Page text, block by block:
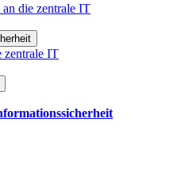
die zentrale IT
zentrale IT